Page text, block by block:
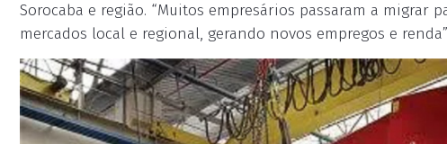
Sorocaba e região. “Muitos empresários passaram a migrar
mercados local e regional, gerando novos empregos e